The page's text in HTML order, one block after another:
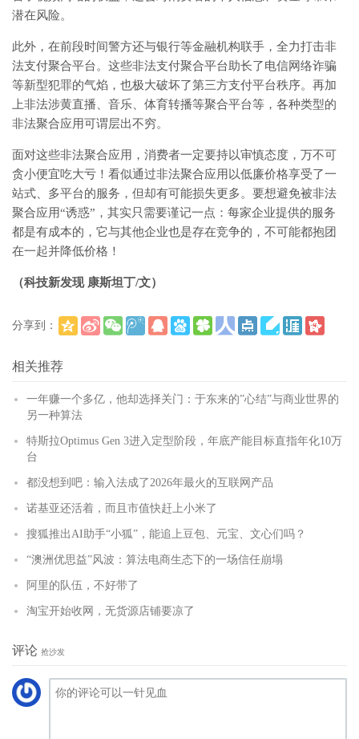
潜在风险。
此外，在前段时间警方还与银行等金融机构联手，全力打击非
法支付聚合平台。这些非法支付聚合平台助长了电信网络诈骗
等新型犯罪的气焰，也极大破坏了第三方支付平台秩序。再加
上非法涉黄直播、音乐、体育转播等聚合平台等，各种类型的
非法聚合应用可谓层出不穷。
面对这些非法聚合应用，消费者一定要持以审慎态度，万不可
贪小便宜吃大亏！看似通过非法聚合应用以低廉价格享受了一
站式、多平台的服务，但却有可能损失更多。要想避免被非法
聚合应用“诱惑”，其实只需要谨记一点：每家企业提供的服务
都是有成本的，它与其他企业也是存在竞争的，不可能都抱团
在一起并降低价格！
（科技新发现 康斯坦丁/文）
分享到：
相关推荐
一年赚一个多亿，他却选择关门：于东来的”心结”与商业世界的
另一种算法
特斯拉Optimus Gen 3进入定型阶段，年底产能目标直指年化10万
台
都没想到吧：输入法成了2026年最火的互联网产品
诺基亚还活着，而且市值快赶上小米了
搜狐推出AI助手“小狐”，能追上豆包、元宝、文心们吗？
“澳洲优思益”风波：算法电商生态下的一场信任崩塌
阿里的队伍，不好带了
淘宝开始收网，无货源店铺要凉了
评论 抢沙发